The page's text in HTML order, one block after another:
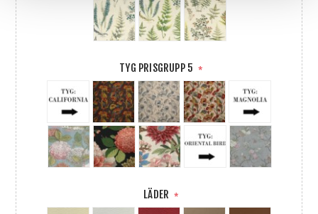
TYG PRISGRUPP 5 *
LÄDER *